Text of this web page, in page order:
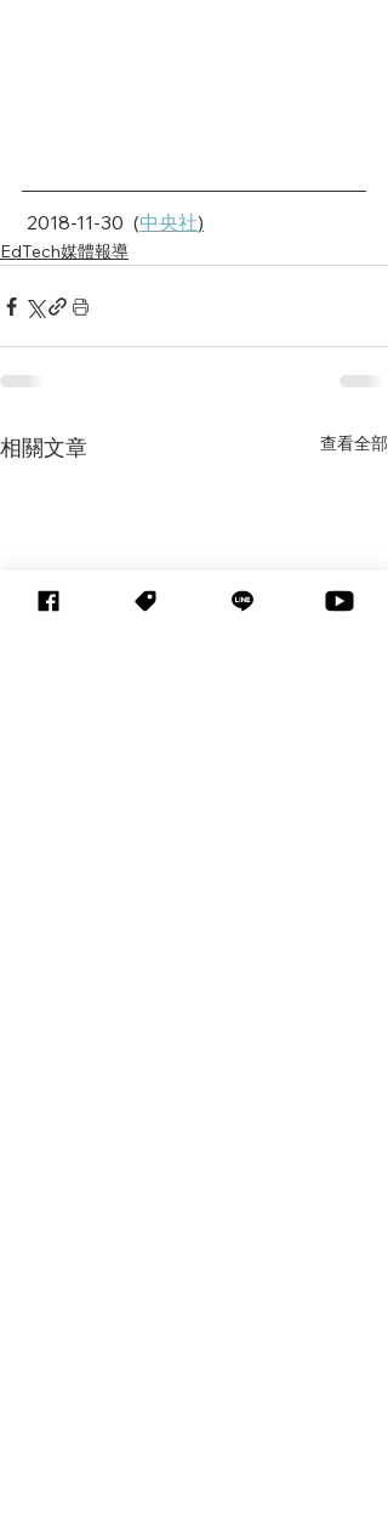
2018-11-30  (中央社)
EdTech媒體報導
相關文章 查看全部